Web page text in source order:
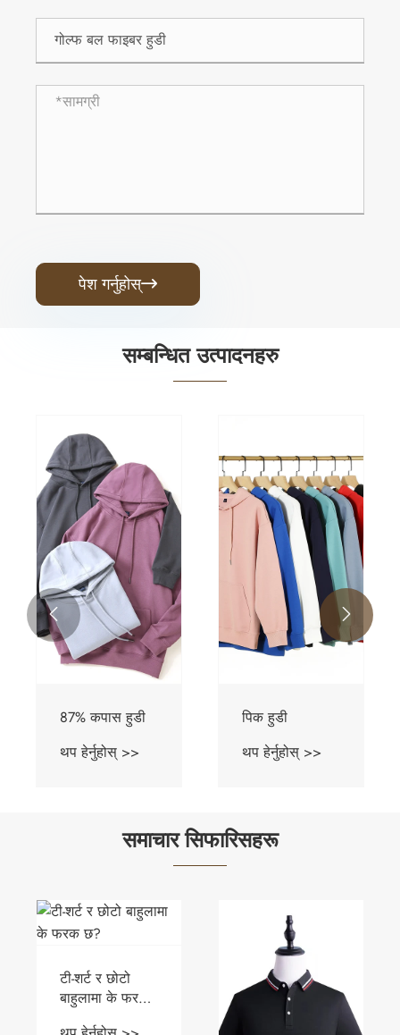
पेश गर्नुहोस्
सम्बन्धित उत्पादनहरु
87% कपास हुडी
थप हेर्नुहोस् >>
पिक हुडी
थप हेर्नुहोस् >>
 
समाचार सिफारिसहरू
टी-शर्ट र छोटो
बाहुलामा के फरक